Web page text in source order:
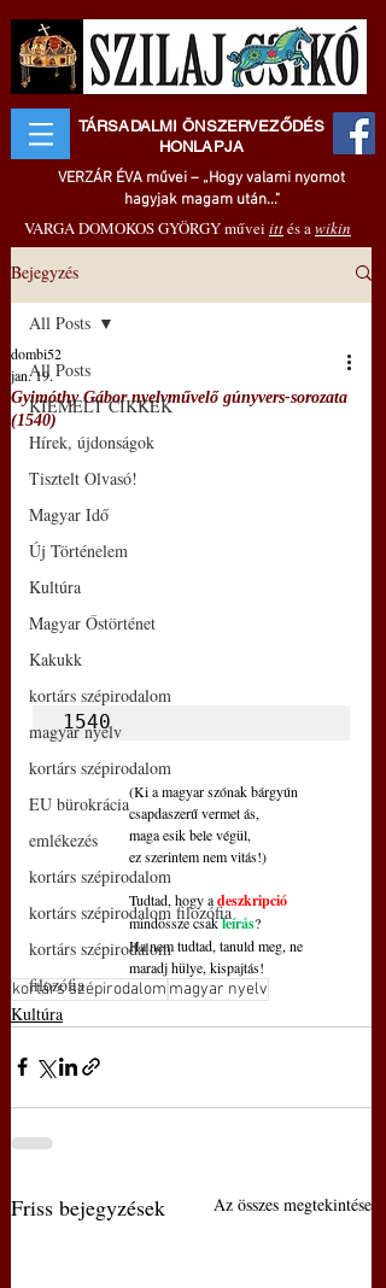
TÁRSADALMI ÖNSZERVEZŐDÉS
HONLAPJA
VERZÁR ÉVA művei – „Hogy valami nyomot
hagyjak magam után..."
VARGA DOMOKOS GYÖRGY művei ittés awikin
Bejegyzés
All Posts
KIEMELT CIKKEK
Hírek, újdonságok
Tisztelt Olvasó!
Magyar Idő
Új Történelem
Kultúra
Magyar Őstörténet
Kakukk
kortárs szépirodalom
magyar nyelv
kortárs szépirodalom
EU bürokrácia
emlékezés
kortárs szépirodalom
kortárs szépirodalom filozófia
kortárs szépirodalom
filozófia
All Posts
Gyimóthy Gábor nyelvművelő gúnyvers-sorozata
(1540)
dombi52
jan. 19.
1540
(Ki a magyar szónak bárgyún
csapdaszerű vermet ás,
maga esik bele végül,
ez szerintem nem vitás!)
Tudtad, hogy a deszkripció
mindössze csak leírás?
Ha nem tudtad, tanuld meg, ne
maradj hülye, kispajtás!
kortárs szépirodalom magyar nyelv
Kultúra
Friss bejegyzések Az összes megtekintése